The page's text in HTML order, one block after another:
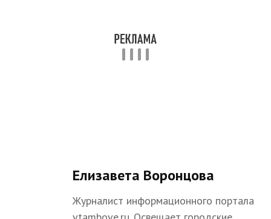
Елизавета Воронцова
Журналист информационного портала